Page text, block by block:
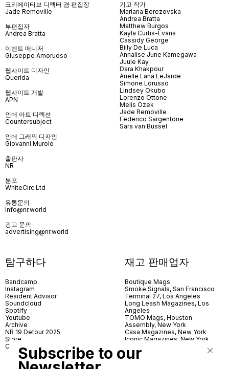
크리에이티브 디렉터 겸 편집장
Jade Removille
부편집자
Andrea Bratta
이벤트 매니저
Giuseppe Amoruoso
웹사이트 디자인
Querida
웹사이트 개발
APN
인쇄 아트 디렉션
Countersubject
인쇄 그래픽 디자인
Giovanni Murolo
출판사
NR
분포
WhiteCirc Ltd
유통문의
info@nr.world
광고 문의
advertising@nr.world
기고 작가
Mariana Berezovska
Andrea Bratta
Matthew Burgos
Kayla Curtis-Evans
Cassidy George
Billy De Luca
Annalise June Kamegawa
Juule Kay
Dara Khakpour
Arielle Lana LeJarde
Simone Lorusso
Lindsey Okubo
Lorenzo Ottone
Melis Özek
Jade Removille
Federico Sargentone
Sara van Bussel
탐구하다
Bandcamp
Instagram
Resident Advisor
Soundcloud
Spotify
Youtube
Archive
NR 19 Detour 2025
Store
Contact
재고 판매업자
Boutique Mags
Smoke Signals, San Francisco
Terminal 27, Los Angeles
Long Leash Magazines, Los
Angeles
TOMO Mags, Houston
Assembly, New York
Casa Magazines, New York
Iconic Magazines, New York
Village Books, Leeds
Village Books, Manchester
Subscribe to our